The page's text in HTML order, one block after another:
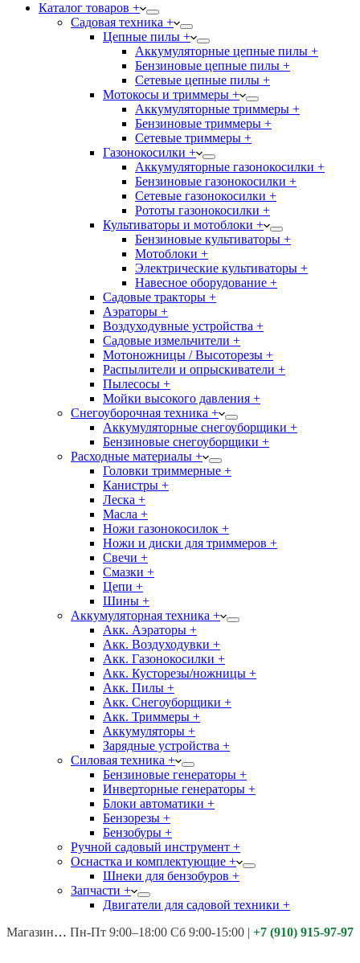
Каталог товаров +
Садовая техника +
Цепные пилы +
Аккумуляторные цепные пилы +
Бензиновые цепные пилы +
Сетевые цепные пилы +
Мотокосы и триммеры +
Аккумуляторные триммеры +
Бензиновые триммеры +
Сетевые триммеры +
Газонокосилки +
Аккумуляторные газонокосилки +
Бензиновые газонокосилки +
Сетевые газонокосилки +
Рототы газонокосилки +
Культиваторы и мотоблоки +
Бензиновые культиваторы +
Мотоблоки +
Электрические культиваторы +
Навесное оборудование +
Садовые тракторы +
Аэраторы +
Воздуходувные устройства +
Садовые измельчители +
Мотоножницы / Высоторезы +
Распылители и опрыскиватели +
Пылесосы +
Мойки высокого давления +
Снегоуборочная техника +
Аккумуляторные снегоуборщики +
Бензиновые снегоуборщики +
Расходные материалы +
Головки триммерные +
Канистры +
Леска +
Масла +
Ножи газонокосилок +
Ножи и диски для триммеров +
Свечи +
Смазки +
Цепи +
Шины +
Аккумуляторная техника +
Акк. Аэраторы +
Акк. Воздуходувки +
Акк. Газонокосилки +
Акк. Кусторезы/ножницы +
Акк. Пилы +
Акк. Снегоуборщики +
Акк. Триммеры +
Аккумуляторы +
Зарядные устройства +
Силовая техника +
Бензиновые генераторы +
Инверторные генераторы +
Блоки автоматики +
Бензорезы +
Бензобуры +
Ручной садовый инструмент +
Оснастка и комплектующие +
Шнеки для бензобуров +
Запчасти +
Двигатели для садовой техники +
Магазины: Калуга ул. Московская д.113
Пн-Пт 9:00–18:00 Сб 9:00-15:00 | +7 (910) 915-97-97